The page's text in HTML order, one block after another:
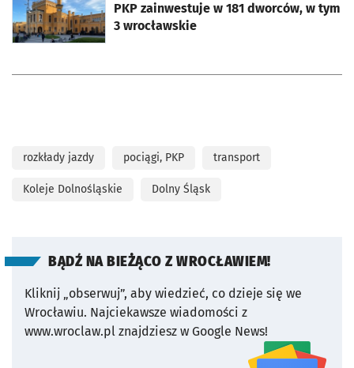
PKP zainwestuje w 181 dworców, w tym
3 wrocławskie
rozkłady jazdy pociągi, PKP transport
Koleje Dolnośląskie Dolny Śląsk
BĄDŹ NA BIEŻĄCO Z WROCŁAWIEM!
Kliknij „obserwuj”, aby wiedzieć, co dzieje się we
Wrocławiu. Najciekawsze wiadomości z
www.wroclaw.pl znajdziesz w Google News!